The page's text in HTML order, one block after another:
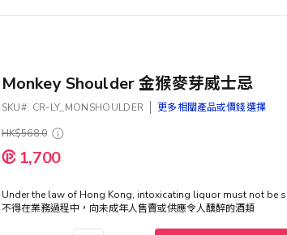
Monkey Shoulder 金猴麥芽威士忌
SKU CR-LY_MONSHOULDER
更多相關產品或價錢選擇
HK$568.0
特
殊
格
1,700
Under the law of Hong Kong, intoxicating liquor must not be
不得在業務過程中，向未成年人售賣或供應令人醺醉的酒類